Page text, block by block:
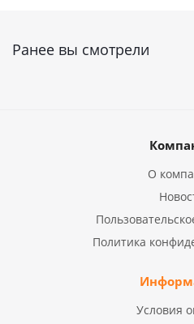
Ранее вы смотрели
О
Политика
Условия